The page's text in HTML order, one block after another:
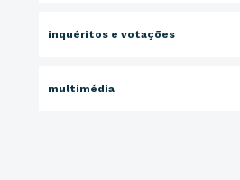
inquéritos e votações
multimédia